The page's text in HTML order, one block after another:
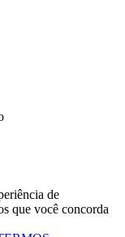
de
que você concorda